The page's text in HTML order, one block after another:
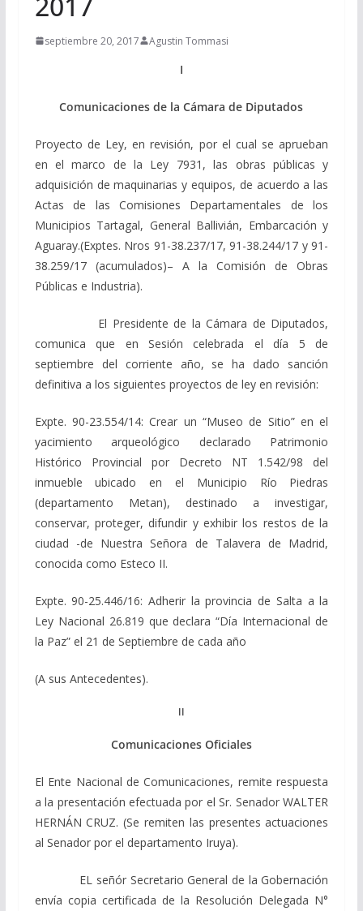
septiembre 20, 2017 Agustin Tommasi
I
Comunicaciones de la Cámara de Diputados
Proyecto de Ley, en revisión, por el cual se aprueban
en el marco de la Ley 7931, las obras públicas y
adquisición de maquinarias y equipos, de acuerdo a las
Actas de las Comisiones Departamentales de los
Municipios Tartagal, General Ballivián, Embarcación y
Aguaray.(Exptes. Nros 91-38.237/17, 91-38.244/17 y 91-
38.259/17 (acumulados)– A la Comisión de Obras
Públicas e Industria).
El Presidente de la Cámara de Diputados,
comunica que en Sesión celebrada el día 5 de
septiembre del corriente año, se ha dado sanción
definitiva a los siguientes proyectos de ley en revisión:
Expte. 90-23.554/14: Crear un “Museo de Sitio” en el
yacimiento arqueológico declarado Patrimonio
Histórico Provincial por Decreto NT 1.542/98 del
inmueble ubicado en el Municipio Río Piedras
(departamento Metan), destinado a investigar,
conservar, proteger, difundir y exhibir los restos de la
ciudad -de Nuestra Señora de Talavera de Madrid,
conocida como Esteco II.
Expte. 90-25.446/16: Adherir la provincia de Salta a la
Ley Nacional 26.819 que declara “Día Internacional de
la Paz” el 21 de Septiembre de cada año
(A sus Antecedentes).
II
Comunicaciones Oficiales
El Ente Nacional de Comunicaciones, remite respuesta
a la presentación efectuada por el Sr. Senador WALTER
HERNÁN CRUZ. (Se remiten las presentes actuaciones
al Senador por el departamento Iruya).
EL señór Secretario General de la Gobernación
envía copia certificada de la Resolución Delegada N°